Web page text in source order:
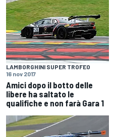
LAMBORGHINI SUPER TROFEO
16 nov 2017
Amici dopo il botto delle
libere ha saltato le
qualifiche e non farà Gara 1